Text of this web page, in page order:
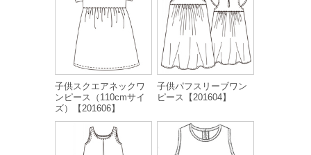
子供スクエアネックワ
ンピース（110cmサイ
ズ）【201606】
子供パフスリーブワン
ピース【201604】